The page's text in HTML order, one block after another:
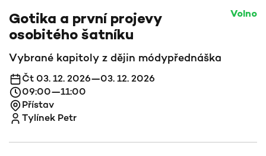
Gotika a první projevy
osobitého šatníku
Volno
Vybrané kapitoly z dějin módypřednáška
Čt 03. 12. 2026—03. 12. 2026
09:00—11:00
Přístav
Tylínek Petr